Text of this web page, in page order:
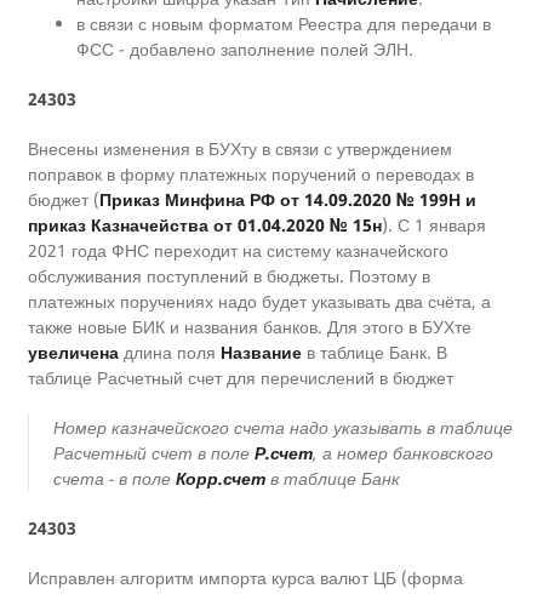
в связи с новым форматом Реестра для передачи в
ФСС - добавлено заполнение полей ЭЛН.
24303
Внесены изменения в БУХту в связи с утверждением
поправок в форму платежных поручений о переводах в
бюджет (Приказ Минфина РФ от 14.09.2020 № 199Н и
приказ Казначейства от 01.04.2020 № 15н). С 1 января
2021 года ФНС переходит на систему казначейского
обслуживания поступлений в бюджеты. Поэтому в
платежных поручениях надо будет указывать два счёта, а
также новые БИК и названия банков. Для этого в БУХте
увеличена длина поля Название в таблице Банк. В
таблице Расчетный счет для перечислений в бюджет
Номер казначейского счета надо указывать в таблице
Расчетный счет в поле Р.счет, а номер банковского
счета - в поле Корр.счет в таблице Банк
24303
Исправлен алгоритм импорта курса валют ЦБ (форма